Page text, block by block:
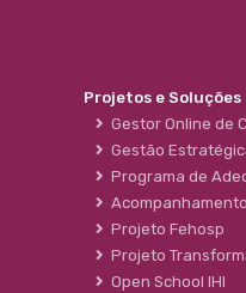
Projetos e Soluções
Gestor Online de
Gestão
Programa de
Projeto Fehosp
Projeto
Open School IHI